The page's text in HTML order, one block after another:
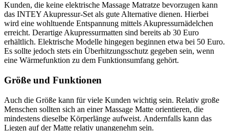
Kunden, die keine elektrische Massage Matratze bevorzugen kann
das INTEY Akupressur-Set als gute Alternative dienen. Hierbei
wird eine wohltuende Entspannung mittels Akupressurnädelchen
erreicht. Derartige Akupressurmatten sind bereits ab 30 Euro
erhältlich. Elektrische Modelle hingegen beginnen etwa bei 50 Euro.
Es sollte jedoch stets ein Überhitzungsschutz gegeben sein, wenn
eine Wärmefunktion zu dem Funktionsumfang gehört.
Größe und Funktionen
Auch die Größe kann für viele Kunden wichtig sein. Relativ große
Menschen sollten sich an einer Massage Matte orientieren, die
mindestens dieselbe Körperlänge aufweist. Andernfalls kann das
Liegen auf der Matte relativ unangenehm sein.